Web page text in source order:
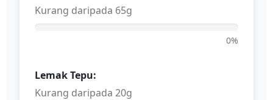
Kurang daripada 65g
0%
Lemak Tepu:
Kurang daripada 20g